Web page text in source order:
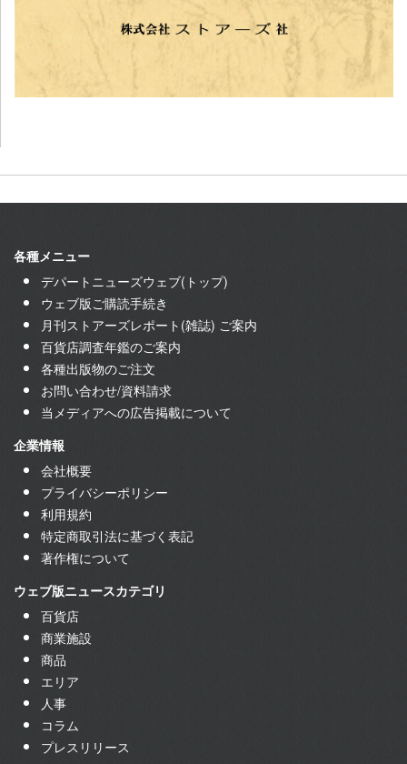
各種メニュー
デパートニューズウェブ(トップ)
ウェブ版ご購読手続き
月刊ストアーズレポート(雑誌) ご案内
百貨店調査年鑑のご案内
各種出版物のご注文
お問い合わせ/資料請求
当メディアへの広告掲載について
企業情報
会社概要
プライバシーポリシー
利用規約
特定商取引法に基づく表記
著作権について
ウェブ版ニュースカテゴリ
百貨店
商業施設
商品
エリア
人事
コラム
プレスリリース